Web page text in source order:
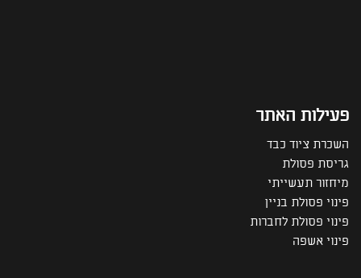
פעילות האתר
השכרת ציוד כבד
גריסת פסולת
מיחזור תעשייתי
פינוי פסולת בניין
פינוי פסולת לחברות
פינוי אשפה